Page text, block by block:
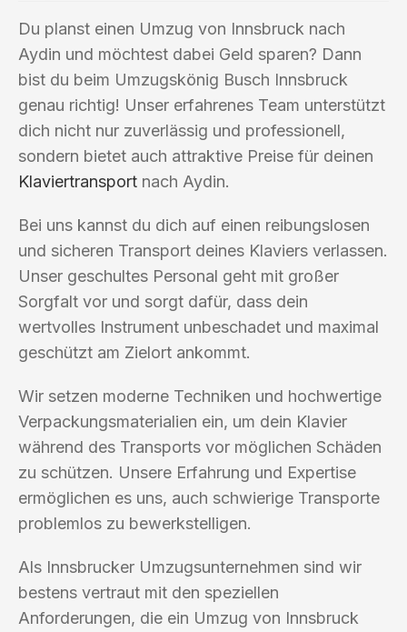
Du planst einen Umzug von Innsbruck nach
Aydin und möchtest dabei Geld sparen? Dann
bist du beim Umzugskönig Busch Innsbruck
genau richtig! Unser erfahrenes Team unterstützt
dich nicht nur zuverlässig und professionell,
sondern bietet auch attraktive Preise für deinen
Klaviertransport nach Aydin.
Bei uns kannst du dich auf einen reibungslosen
und sicheren Transport deines Klaviers verlassen.
Unser geschultes Personal geht mit großer
Sorgfalt vor und sorgt dafür, dass dein
wertvolles Instrument unbeschadet und maximal
geschützt am Zielort ankommt.
Wir setzen moderne Techniken und hochwertige
Verpackungsmaterialien ein, um dein Klavier
während des Transports vor möglichen Schäden
zu schützen. Unsere Erfahrung und Expertise
ermöglichen es uns, auch schwierige Transporte
problemlos zu bewerkstelligen.
Als Innsbrucker Umzugsunternehmen sind wir
bestens vertraut mit den speziellen
Anforderungen, die ein Umzug von Innsbruck